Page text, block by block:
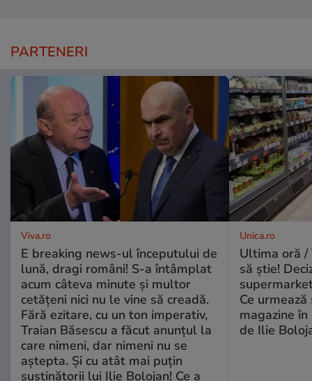
PARTENERI
Viva.ro
E breaking news-ul începutului de
lună, dragi români! S-a întâmplat
acum câteva minute și multor
cetățeni nici nu le vine să creadă.
Fără ezitare, cu un ton imperativ,
Traian Băsescu a făcut anunțul la
care nimeni, dar nimeni nu se
aștepta. Și cu atât mai puțin
susținătorii lui Ilie Bolojan! Ce a
Unica.ro
Ultima oră /
să știe!
Ce
magazine
de Ilie